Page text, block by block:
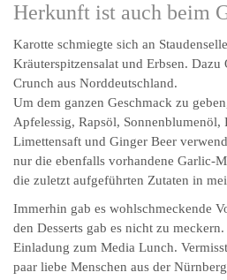
Herkunft ist auch beim
Karotte schmiegte sich an
Kräuterspitzensalat und Erbsen.
Crunch aus Norddeutschland.
Um dem ganzen Geschmack zu
Apfelessig, Rapsöl, Sonnenblumenöl,
Limettensaft und Ginger Beer
nur die ebenfalls vorhandene Garlic-
die zuletzt aufgeführten Zutaten in
Immerhin gab es wohlschmeckende
den Desserts gab es nicht zu
Einladung zum Media Lunch.
paar liebe Menschen aus der